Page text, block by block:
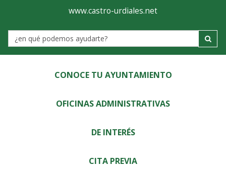
Ayuntamiento
de
Castro-
Urdiales
www.castro-urdiales.net
Label
CONOCE TU AYUNTAMIENTO
OFICINAS ADMINISTRATIVAS
DE INTERÉS
CITA PREVIA